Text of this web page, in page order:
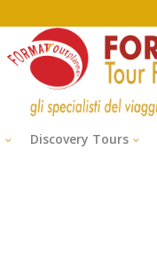
Discovery Tours